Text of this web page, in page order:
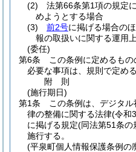
(2)
法第66条第1項の規定
めようとする場合
(3)
前2号に掲げる場合の
報の取扱いに関する運用
(委任)
第6条
この条例に定めるも
必要な事項は、規則で定める
附 則
(施行期日)
第1条
この条例は、デジタ
律の整備に関する法律(令和
に掲げる規定(同法第51条の
施行する。
(平泉町個人情報保護条例の